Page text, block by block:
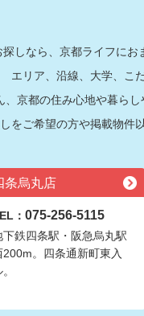
しなら、京都ライフに
エリア、沿線、大学、こ
、京都の住み心地や暮ら
をご希望の方や掲載物件
条烏丸店
： 075-256-5115
下鉄四条駅・阪急烏丸駅
200m。四条通新町東入